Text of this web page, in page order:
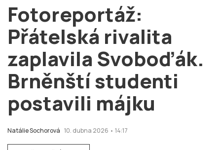
# Brno
# volby
login PŘIHLÁSIT SE
Zapomněli jste heslo?
Fotoreportáž:
Přátelská rivalita
zaplavila Svoboďák.
Brněnští studenti
postavili májku
Natálie Sochorová 10. dubna 2026 • 14:17